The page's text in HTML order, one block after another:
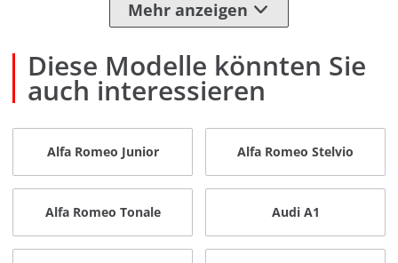
Mehr anzeigen
Diese Modelle könnten Sie
auch interessieren
Alfa Romeo Junior Alfa Romeo Stelvio
Alfa Romeo Tonale Audi A1